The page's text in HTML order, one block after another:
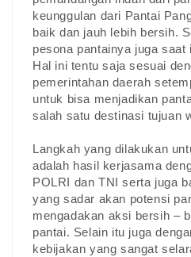
keunggulan dari Pantai
baik dan jauh lebih bersih.
pesona pantainya juga
Hal ini tentu saja sesuai
pemerintahan daerah
untuk bisa menjadikan
salah satu destinasi tujuan
Langkah yang dilakukan
adalah hasil kerjasama
POLRI dan TNI serta juga
yang sadar akan potensi
mengadakan aksi bersih –
pantai. Selain itu juga
kebijakan yang sangat